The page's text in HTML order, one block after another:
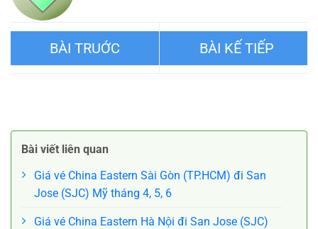
Bài viết liên quan
Giá vé China Eastern Sài Gòn (TP.HCM) đi San
Jose (SJC) Mỹ tháng 4, 5, 6
Giá vé China Eastern Hà Nội đi San Jose (SJC)